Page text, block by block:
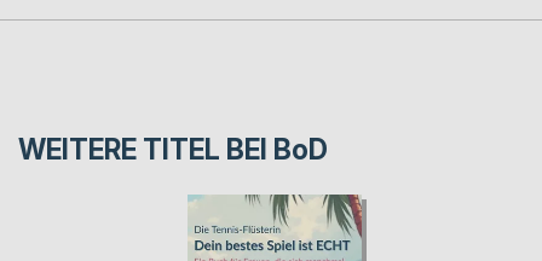
WEITERE TITEL BEI BoD